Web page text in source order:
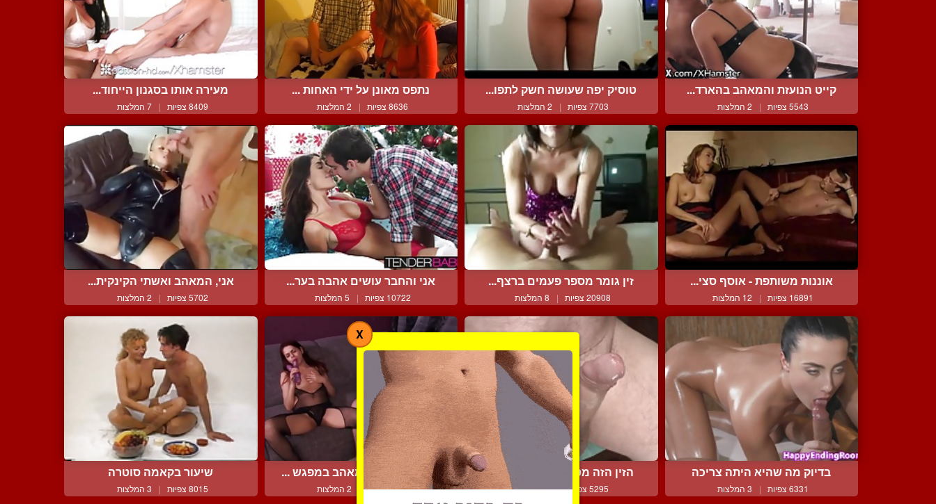
קייט הנועזת והמאהב בהארד...
5543 צפיות | 2 המלצות
טוסיק יפה שעושה חשק לתפו...
7703 צפיות | 2 המלצות
נתפס מאונן על ידי האחות ...
8636 צפיות | 2 המלצות
מעירה אותו בסגנון הייחוד...
8409 צפיות | 7 המלצות
אוננות משותפת - אוסף סצי...
16891 צפיות | 12 המלצות
זין גומר מספר פעמים ברצף...
20908 צפיות | 8 המלצות
אני והחבר עושים אהבה בער...
10722 צפיות | 5 המלצות
אני, המאהב ואשתי הקינקית...
5702 צפיות | 2 המלצות
בדיוק מה שהיא היתה צריכה
6331 צפיות | 3 המלצות
הזין הזה מטפטף זרע בחושנ...
5295 צפיות | 2 המלצות
אישה סקסית והמאהב במפגש ...
7330 צפיות | 2 המלצות
שיעור בקאמה סוטרה
8015 צפיות | 3 המלצות
X